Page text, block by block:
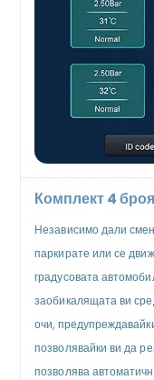
Комплект 4
Независимо дали
паркирате или се
градусовата
заобикалящата ви
очи,
позволявайки ви да
позволява